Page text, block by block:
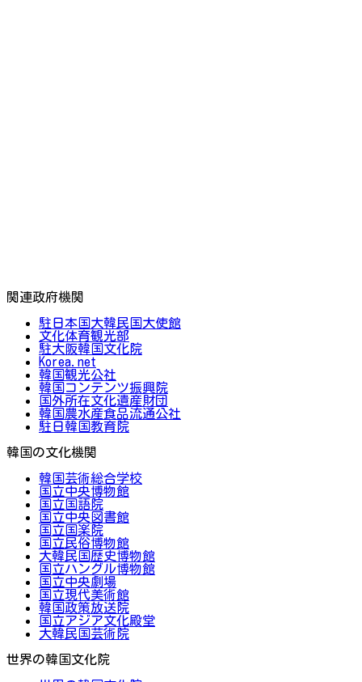
関連政府機関
駐日本国大韓民国大使館
文化体育観光部
駐大阪韓国文化院
Korea.net
韓国観光公社
韓国コンテンツ振興院
国外所在文化遺産財団
韓国農水産食品流通公社
駐日韓国教育院
韓国の文化機関
韓国芸術総合学校
国立中央博物館
国立国語院
国立中央図書館
国立国楽院
国立民俗博物館
大韓民国歴史博物館
国立ハングル博物館
国立中央劇場
国立現代美術館
韓国政策放送院
国立アジア文化殿堂
大韓民国芸術院
世界の韓国文化院